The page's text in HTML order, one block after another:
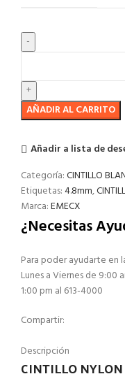
AÑADIR AL CARRITO
Añadir a lista de
Categoría:CINTILLO
Etiquetas:4.8mm,
Marca:EMECX
¿Necesitas
Para poder ayudarte en
Lunes a Viernes de 9:00
1:00 pm al 613-4000
Compartir:
Descripción
CINTILLO